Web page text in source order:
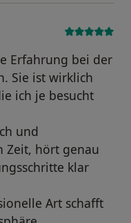
Erfahrung bei der
Sie ist wirklich
ich je besucht
und
Zeit, hört genau
klar
Art schafft